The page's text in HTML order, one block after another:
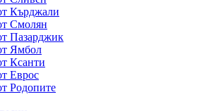
Кърджали
Смолян
Пазарджик
Ямбол
Ксанти
Еврос
Родопите